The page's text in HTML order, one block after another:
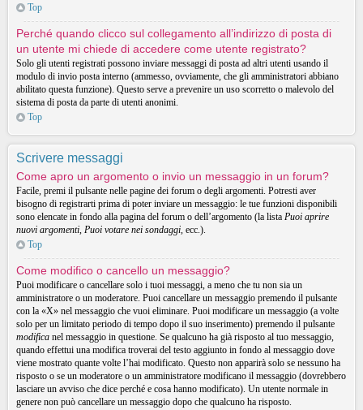
Top
Perché quando clicco sul collegamento all’indirizzo di posta di
un utente mi chiede di accedere come utente registrato?
Solo gli utenti registrati possono inviare messaggi di posta ad altri utenti usando il
modulo di invio posta interno (ammesso, ovviamente, che gli amministratori abbiano
abilitato questa funzione). Questo serve a prevenire un uso scorretto o malevolo del
sistema di posta da parte di utenti anonimi.
Top
Scrivere messaggi
Come apro un argomento o invio un messaggio in un forum?
Facile, premi il pulsante nelle pagine dei forum o degli argomenti. Potresti aver
bisogno di registrarti prima di poter inviare un messaggio: le tue funzioni disponibili
sono elencate in fondo alla pagina del forum o dell’argomento (la lista Puoi aprire
nuovi argomenti, Puoi votare nei sondaggi, ecc.).
Top
Come modifico o cancello un messaggio?
Puoi modificare o cancellare solo i tuoi messaggi, a meno che tu non sia un
amministratore o un moderatore. Puoi cancellare un messaggio premendo il pulsante
con la «X» nel messaggio che vuoi eliminare. Puoi modificare un messaggio (a volte
solo per un limitato periodo di tempo dopo il suo inserimento) premendo il pulsante
modifica nel messaggio in questione. Se qualcuno ha già risposto al tuo messaggio,
quando effettui una modifica troverai del testo aggiunto in fondo al messaggio dove
viene mostrato quante volte l’hai modificato. Questo non apparirà solo se nessuno ha
risposto o se un moderatore o un amministratore modificano il messaggio (dovrebbero
lasciare un avviso che dice perché e cosa hanno modificato). Un utente normale in
genere non può cancellare un messaggio dopo che qualcuno ha risposto.